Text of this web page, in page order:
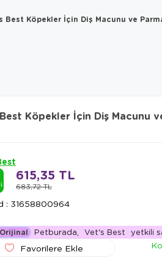
Best Köpekler İçin Diş Macunu ve
Köpekler İçin Diş Macunu
683,72 TL
615,35 TL
: 31658800964
Petburada, Vet's Best yetkili
Favorilere Ekle